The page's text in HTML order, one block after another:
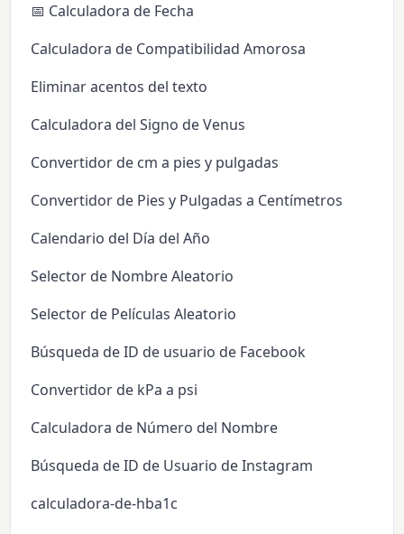
📅 Calculadora de Fecha
Calculadora de Compatibilidad Amorosa
Eliminar acentos del texto
Calculadora del Signo de Venus
Convertidor de cm a pies y pulgadas
Convertidor de Pies y Pulgadas a Centímetros
Calendario del Día del Año
Selector de Nombre Aleatorio
Selector de Películas Aleatorio
Búsqueda de ID de usuario de Facebook
Convertidor de kPa a psi
Calculadora de Número del Nombre
Búsqueda de ID de Usuario de Instagram
calculadora-de-hba1c